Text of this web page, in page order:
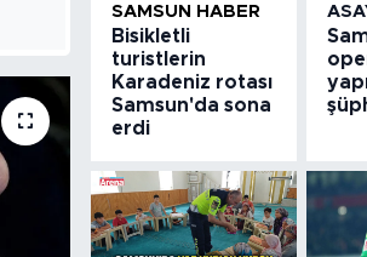
SAMSUN HABER
Bisikletli
turistlerin
Karadeniz rotası
Samsun'da sona
erdi